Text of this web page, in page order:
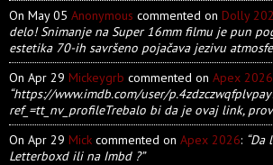
On May 05 Anonymous commented on Dolly
delo! Snimanje na Super 16mm filmu je pun
estetika 70-ih savršeno pojačava jezivu
On Apr 29 Mickeygrb commented on Apex 2026
“https://www.imdb.com/user/
ref_=tt_nv_profileTrebalo bi da je ovaj link,
On Apr 29 Mick commented on Apex 2026:
Letterboxd ili na Imbd ?”